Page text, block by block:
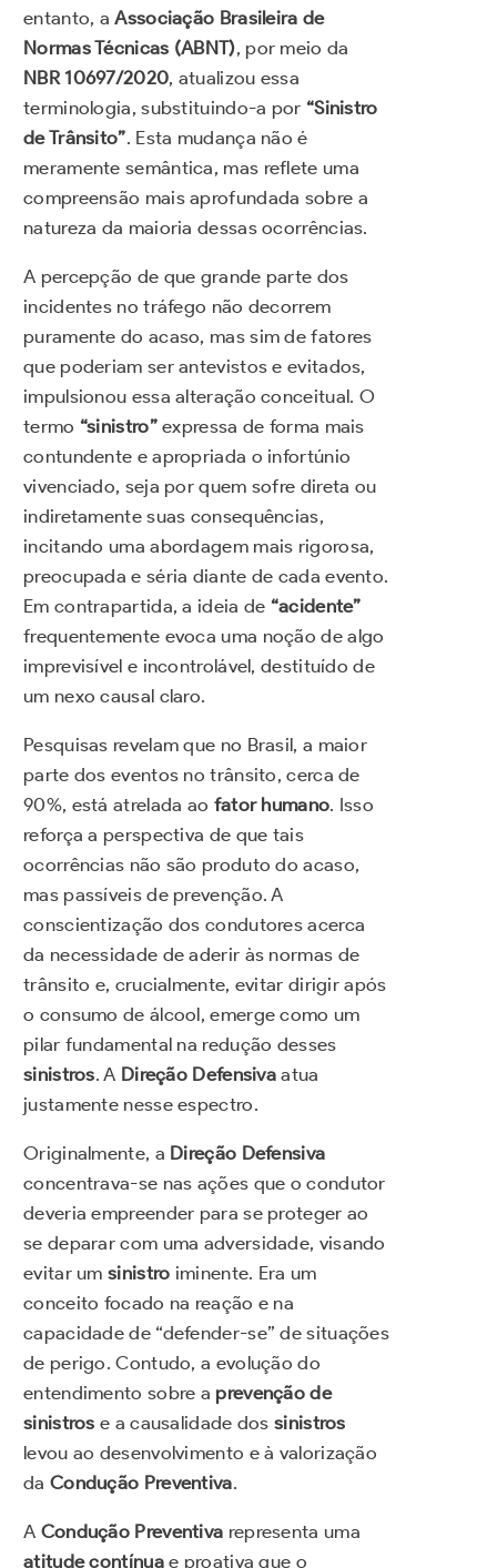
entanto, aAssociação Brasileira de
Normas Técnicas (ABNT), por meio da
NBR 10697/2020, atualizou essa
terminologia, substituindo-a por “Sinistro
de Trânsito”. Esta mudança não é
meramente semântica, mas reflete uma
compreensão mais aprofundada sobre a
natureza da maioria dessas ocorrências.
A percepção de que grande parte dos
incidentes no tráfego não decorrem
puramente do acaso, mas sim de fatores
que poderiam ser antevistos e evitados,
impulsionou essa alteração conceitual. O
termo “sinistro”expressa de forma mais
contundente e apropriada o infortúnio
vivenciado, seja por quem sofre direta ou
indiretamente suas consequências,
incitando uma abordagem mais rigorosa,
preocupada e séria diante de cada evento.
Em contrapartida, a ideia de “acidente”
frequentemente evoca uma noção de algo
imprevisível e incontrolável, destituído de
um nexo causal claro.
Pesquisas revelam que no Brasil, a maior
parte dos eventos no trânsito, cerca de
90%, está atrelada ao fator humano. Isso
reforça a perspectiva de que tais
ocorrências não são produto do acaso,
mas passíveis de prevenção. A
conscientização dos condutores acerca
da necessidade de aderir às normas de
trânsito e, crucialmente, evitar dirigir após
o consumo de álcool, emerge como um
pilar fundamental na redução desses
sinistros. A Direção Defensiva atua
justamente nesse espectro.
Originalmente, a Direção Defensiva
concentrava-se nas ações que o condutor
deveria empreender para se proteger ao
se deparar com uma adversidade, visando
evitar um sinistro iminente. Era um
conceito focado na reação e na
capacidade de “defender-se” de situações
de perigo. Contudo, a evolução do
entendimento sobre a prevenção de
sinistros e a causalidade dossinistros
levou ao desenvolvimento e à valorização
da Condução Preventiva.
A Condução Preventiva representa uma
atitude contínuae proativa que o